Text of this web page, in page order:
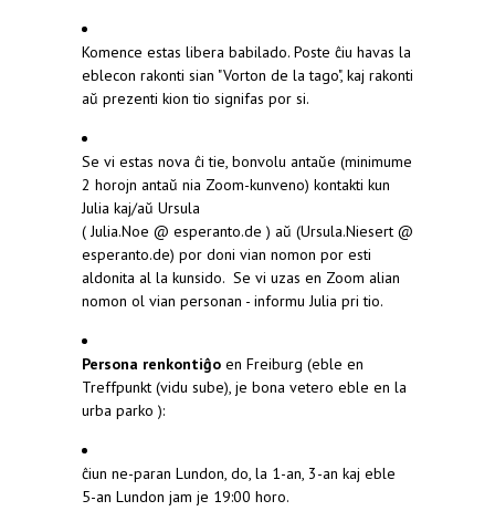
Komence estas libera babilado. Poste ĉiu havas la
eblecon rakonti sian "Vorton de la tago", kaj rakonti
aŭ prezenti kion tio signifas por si.
Se vi estas nova ĉi tie, bonvolu antaŭe (minimume
2 horojn antaŭ nia Zoom-kunveno) kontakti kun
Julia kaj/aŭ Ursula
( Julia.Noe @ esperanto.de ) aŭ (Ursula.Niesert @
esperanto.de) por doni vian nomon por esti
aldonita al la kunsido. Se vi uzas en Zoom alian
nomon ol vian personan - informu Julia pri tio.
Persona renkontiĝo en Freiburg (eble en
Treffpunkt (vidu sube), je bona vetero eble en la
urba parko ):
ĉiun ne-paran Lundon, do, la 1-an, 3-an kaj eble
5-an Lundon jam je 19:00 horo.